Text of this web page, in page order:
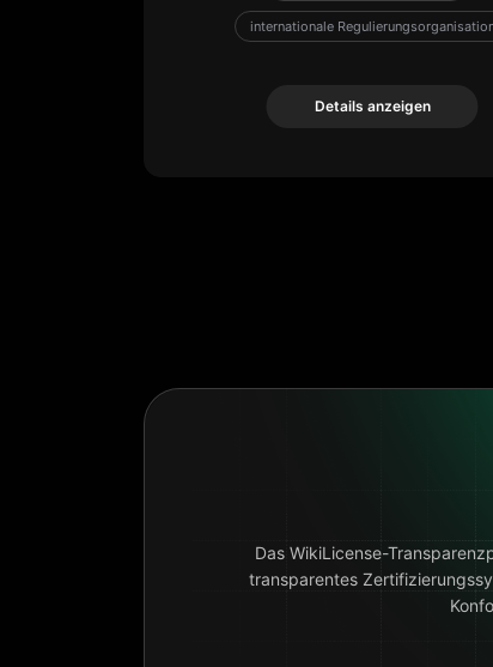
internationale
Details anzeigen
Details anzeigen
Das WikiLicense-
transparentes